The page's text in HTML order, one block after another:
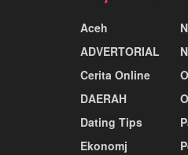
Aceh
ADVERTORIAL
Cerita Online
DAERAH
Dating Tips
Ekonomj